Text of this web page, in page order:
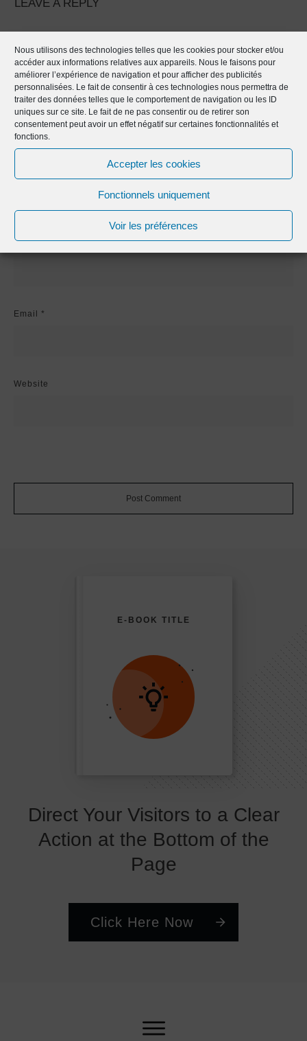
Nous utilisons des technologies telles que les cookies pour stocker et/ou
accéder aux informations relatives aux appareils. Nous le faisons pour
améliorer l’expérience de navigation et pour afficher des publicités
personnalisées. Le fait de consentir à ces technologies nous permettra de
traiter des données telles que le comportement de navigation ou les ID
uniques sur ce site. Le fait de ne pas consentir ou de retirer son
consentement peut avoir un effet négatif sur certaines fonctionnalités et
fonctions.
Accepter les cookies
Fonctionnels uniquement
Voir les préférences
LEAVE A REPLY
fields are marked
Name*
Email *
Website
Post Comment
Direct Your Visitors to a Clear
Action at the Bottom of the
Page
Click Here Now
E-BOOK TITLE